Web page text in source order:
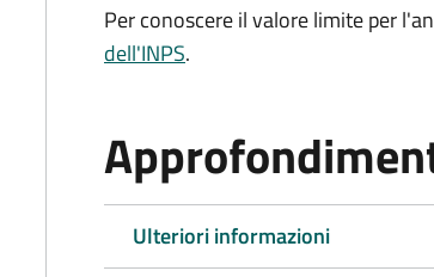
Per conoscere il valore limite per
dell'INPS.
Ulteriori informazioni